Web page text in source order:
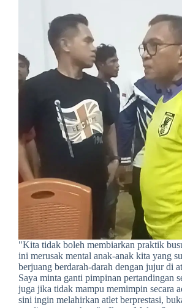
​"Kita tidak boleh membiarkan praktik
ini merusak mental anak-anak kita yang
berjuang berdarah-darah dengan jujur di
Saya minta ganti pimpinan pertandingan
juga jika tidak mampu memimpin secara
sini ingin melahirkan atlet berprestasi,